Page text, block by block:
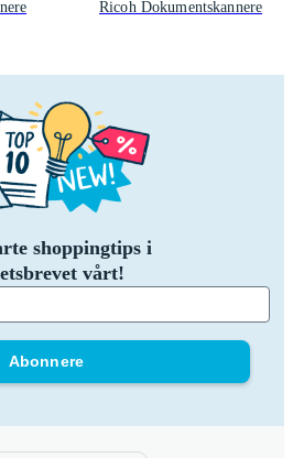
Ricoh Dokumentskannere
shoppingtips i
vårt!
Abonnere